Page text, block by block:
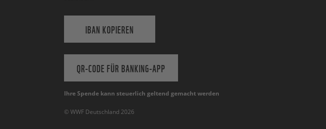
IBAN KOPIEREN
QR-CODE FÜR BANKING-APP
Ihre Spende kann steuerlich geltend gemacht werden
© WWF Deutschland 2026